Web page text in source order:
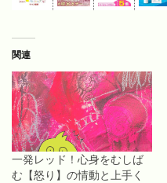
関連
一発レッド！心身をむしば
む【怒り】の情動と上手く